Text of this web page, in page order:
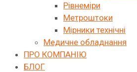
Рівнеміри
Метроштоки
Мірники технічні
Медичне обладнання
ПРО КОМПАНІЮ
БЛОГ